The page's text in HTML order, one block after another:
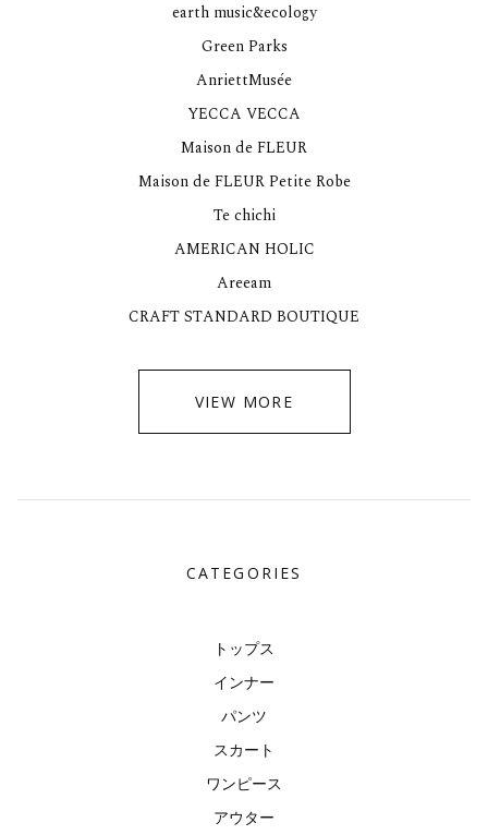
earth music&ecology
Green Parks
AnriettMusée
YECCA VECCA
Maison de FLEUR
Maison de FLEUR Petite Robe
Te chichi
AMERICAN HOLIC
Areeam
CRAFT STANDARD BOUTIQUE
VIEW MORE
CATEGORIES
トップス
インナー
パンツ
スカート
ワンピース
アウター